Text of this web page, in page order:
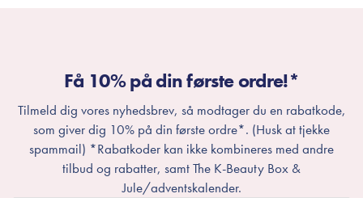
Få 10% på din første ordre!*
Tilmeld dig vores nyhedsbrev, så modtager du en rabatkode,
som giver dig 10% på din første ordre*. (Husk at tjekke
spammail) *Rabatkoder kan ikke kombineres med andre
tilbud og rabatter, samt The K-Beauty Box &
Jule/adventskalender.